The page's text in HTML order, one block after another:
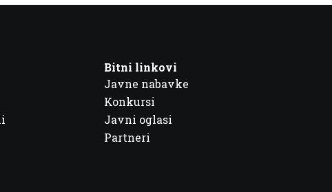
Bitni linkovi
Javne nabavke
Konkursi
Javni oglasi
Partneri